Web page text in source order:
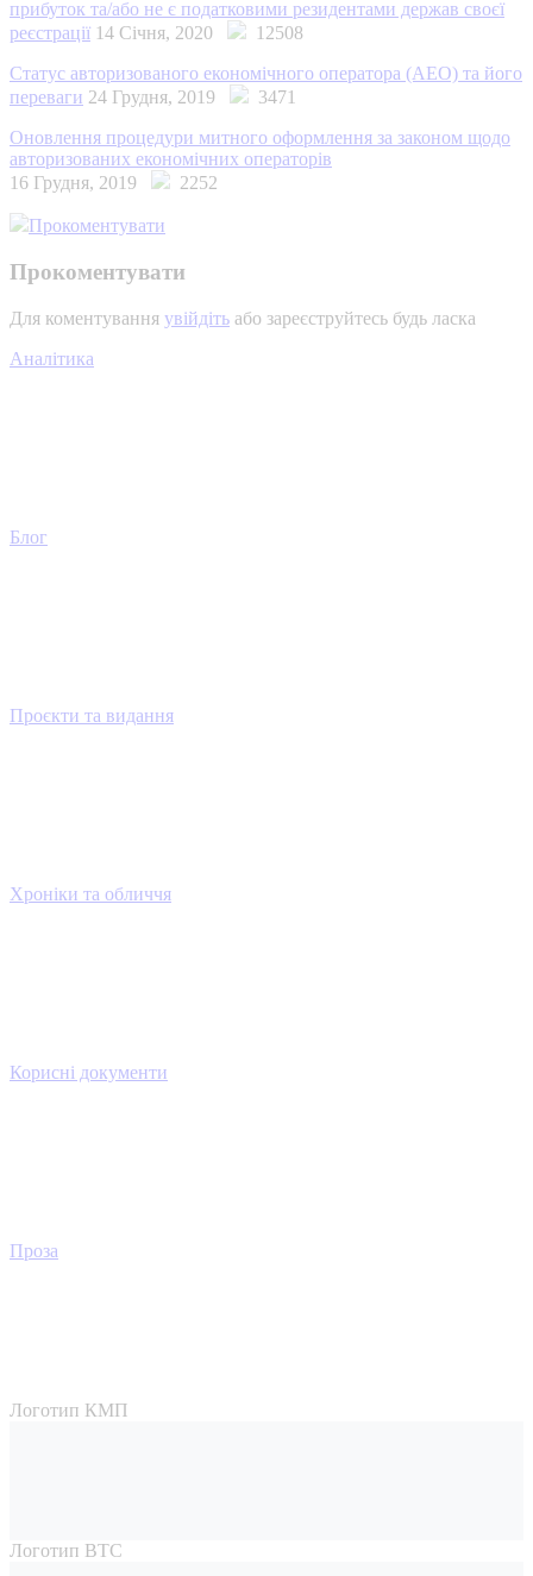
прибуток та/або не є податковими резидентами держав своєї
реєстрації 14 Січня, 2020
12508
Статус авторизованого економічного оператора (АЕО) та його
переваги 24 Грудня, 2019
3471
Оновлення процедури митного оформлення за законом щодо
авторизованих економічних операторів
16 Грудня, 2019
2252
Прокоментувати
Прокоментувати
Для коментування увійдіть або зареєструйтесь будь ласка
Аналітика
Блог
Проєкти та видання
Хроніки та обличчя
Корисні документи
Проза
Логотип КМП
Логотип ВТС